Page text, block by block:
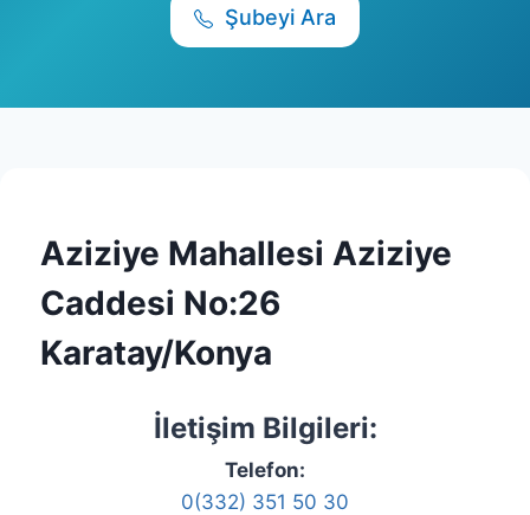
Şubeyi Ara
Aziziye Mahallesi Aziziye
Caddesi No:26
Karatay/Konya
İletişim Bilgileri:
Telefon:
0(332) 351 50 30